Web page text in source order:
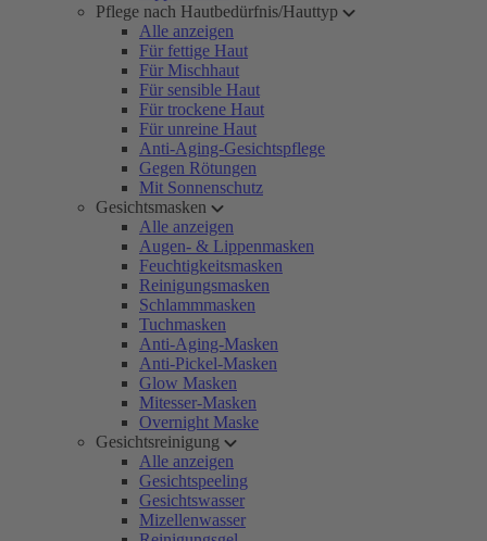
Pflege nach Hautbedürfnis/Hauttyp
Alle anzeigen
Für fettige Haut
Für Mischhaut
Für sensible Haut
Für trockene Haut
Für unreine Haut
Anti-Aging-Gesichtspflege
Gegen Rötungen
Mit Sonnenschutz
Gesichtsmasken
Alle anzeigen
Augen- & Lippenmasken
Feuchtigkeitsmasken
Reinigungsmasken
Schlammmasken
Tuchmasken
Anti-Aging-Masken
Anti-Pickel-Masken
Glow Masken
Mitesser-Masken
Overnight Maske
Gesichtsreinigung
Alle anzeigen
Gesichtspeeling
Gesichtswasser
Mizellenwasser